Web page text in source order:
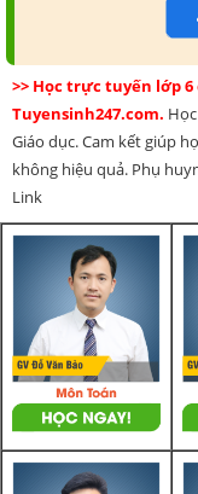
>> Học trực tuyến lớp
Tuyensinh247.com.
Giáo dục. Cam kết giúp
không hiệu quả. Phụ
Link